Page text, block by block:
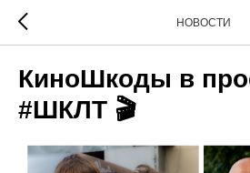
НОВОСТИ
КиноШкоды в
#ШКЛТ 🎬